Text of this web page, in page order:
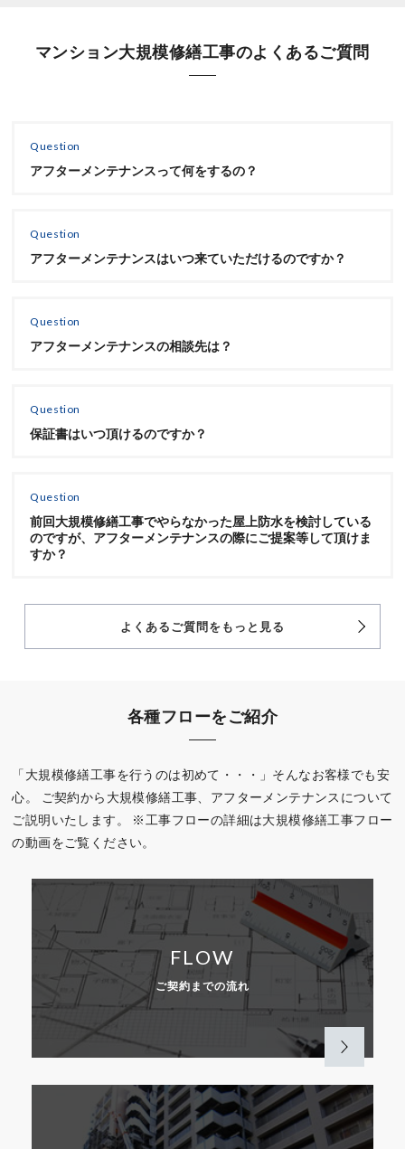
マンション大規模修繕工事のよくあるご質問
Question
アフターメンテナンスって何をするの？
Question
アフターメンテナンスはいつ来ていただけるのですか？
Question
アフターメンテナンスの相談先は？
Question
保証書はいつ頂けるのですか？
Question
前回大規模修繕工事でやらなかった屋上防水を検討している
のですが、アフターメンテナンスの際にご提案等して頂けま
すか？
よくあるご質問をもっと見る
各種フローをご紹介
「大規模修繕工事を行うのは初めて・・・」そんなお客様でも安
心。
ご契約から大規模修繕工事、アフターメンテナンスについて
ご説明いたします。
※工事フローの詳細は大規模修繕工事フロー
の動画をご覧ください。
FLOW
ご契約までの流れ